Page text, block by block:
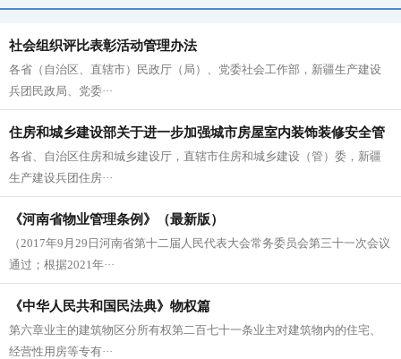
社会组织评比表彰活动管理办法
各省（自治区、直辖市）民政厅（局）、党委社会工作部，新疆生产建设
兵团民政局、党委···
住房和城乡建设部关于进一步加强城市房屋室内装饰装修安全管
理的通知
各省、自治区住房和城乡建设厅，直辖市住房和城乡建设（管）委，新疆
生产建设兵团住房···
《河南省物业管理条例》（最新版）
（2017年9月29日河南省第十二届人民代表大会常务委员会第三十一次会议
通过；根据2021年···
《中华人民共和国民法典》物权篇
第六章业主的建筑物区分所有权第二百七十一条业主对建筑物内的住宅、
经营性用房等专有···